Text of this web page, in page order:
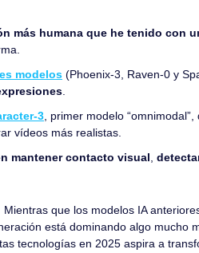
más humana que he tenido con
modelos (Phoenix-3, Raven-0 y
.
3, primer modelo
vídeos más realistas.
mantener contacto visual,
Mientras que los modelos IA
está dominando algo mucho
tecnologías en 2025 aspira a